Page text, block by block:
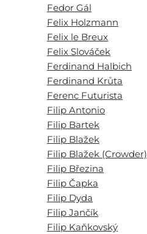
Fedor Gál
Felix Holzmann
Felix le Breux
Felix Slováček
Ferdinand Halbich
Ferdinand Krůta
Ferenc Futurista
Filip Antonio
Filip Bartek
Filip Blažek
Filip Blažek (Crowder)
Filip Březina
Filip Čapka
Filip Dyda
Filip Jančík
Filip Kaňkovský